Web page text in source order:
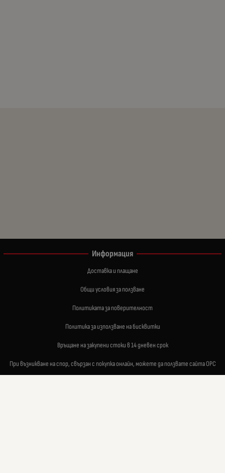
Информация
Доставка и плащане
Общи условия за ползване
Политиката за поверителност
Политика за използване на бисквитки
Връщане на закупени стоки в 14 дневен срок
При възникване на спор, свързан с покупка онлайн, можете да ползвате сайта ОРС